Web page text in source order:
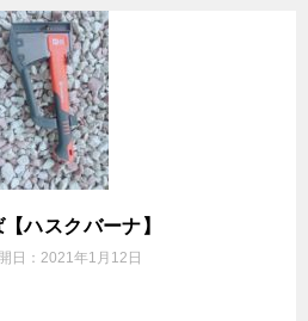
ハスクバーナ】
日： 2021年1月12日